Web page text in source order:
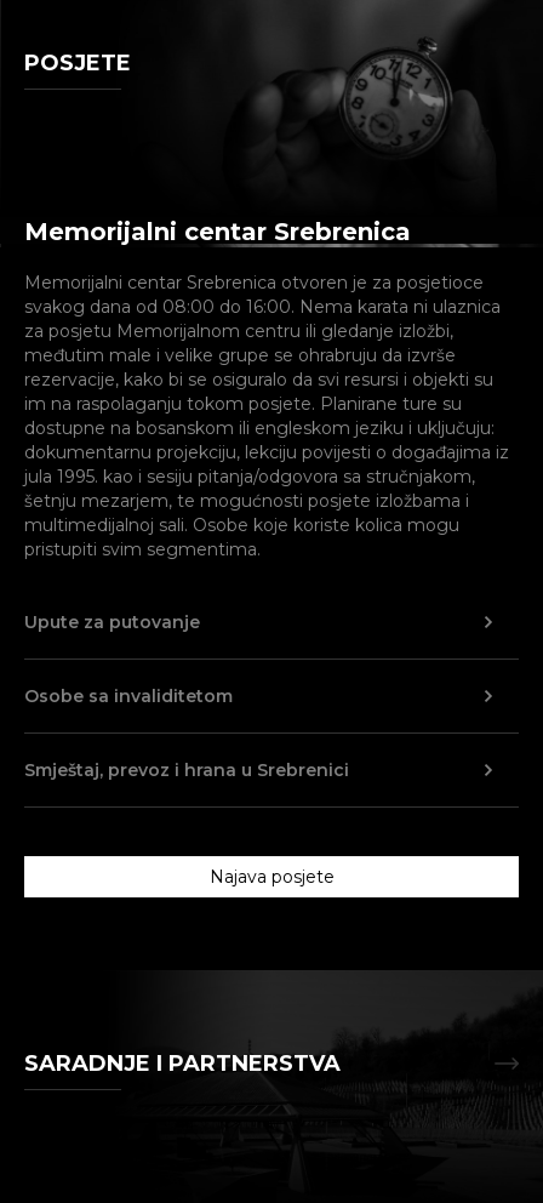
POSJETE
Memorijalni centar Srebrenica
Memorijalni centar Srebrenica otvoren je za posjetioce
svakog dana od 08:00 do 16:00. Nema karata ni ulaznica
za posjetu Memorijalnom centru ili gledanje izložbi,
međutim male i velike grupe se ohrabruju da izvrše
rezervacije, kako bi se osiguralo da svi resursi i objekti su
im na raspolaganju tokom posjete. Planirane ture su
dostupne na bosanskom ili engleskom jeziku i uključuju:
dokumentarnu projekciju, lekciju povijesti o događajima iz
jula 1995. kao i sesiju pitanja/odgovora sa stručnjakom,
šetnju mezarjem, te mogućnosti posjete izložbama i
multimedijalnoj sali. Osobe koje koriste kolica mogu
pristupiti svim segmentima.
Upute za putovanje
Osobe sa invaliditetom
Smještaj, prevoz i hrana u Srebrenici
Najava posjete
SARADNJE I PARTNERSTVA